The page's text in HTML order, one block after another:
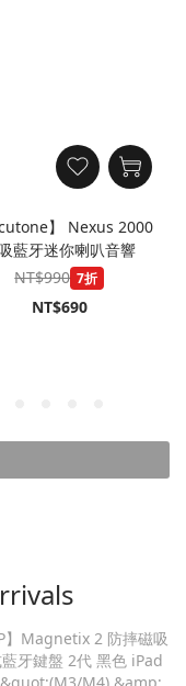
】 Nexus 2000
藍牙迷你喇叭音響
NT$990 7折
NT$690